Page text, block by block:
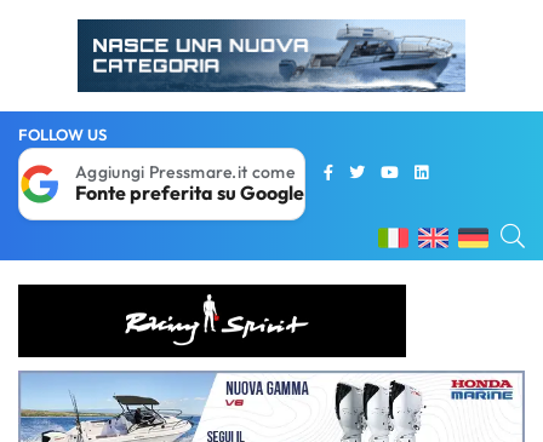
FOLLOW US
Aggiungi Pressmare.it come
Fonte preferita su Google